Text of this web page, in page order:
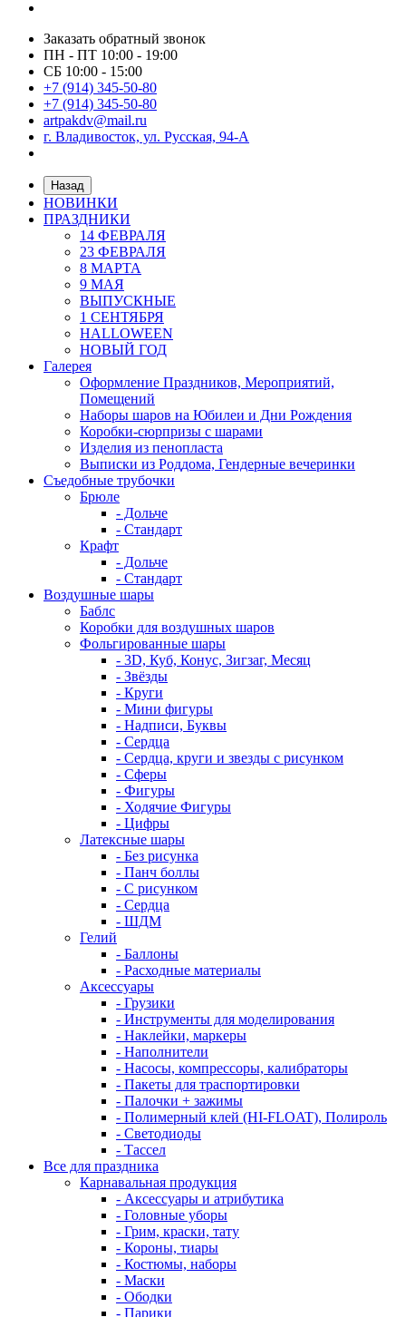
Заказать обратный звонок
ПН - ПТ 10:00 - 19:00
СБ 10:00 - 15:00
+7 (914) 345-50-80
+7 (914) 345-50-80
artpakdv@mail.ru
г. Владивосток, ул. Русская, 94-А
Назад
НОВИНКИ
ПРАЗДНИКИ
14 ФЕВРАЛЯ
23 ФЕВРАЛЯ
8 МАРТА
9 МАЯ
ВЫПУСКНЫЕ
1 СЕНТЯБРЯ
HALLOWEEN
НОВЫЙ ГОД
Галерея
Оформление Праздников, Мероприятий,
Помещений
Наборы шаров на Юбилеи и Дни Рождения
Коробки-сюрпризы с шарами
Изделия из пенопласта
Выписки из Роддома, Гендерные вечеринки
Съедобные трубочки
Брюле
- Дольче
- Стандарт
Крафт
- Дольче
- Стандарт
Воздушные шары
Баблс
Коробки для воздушных шаров
Фольгированные шары
- 3D, Куб, Конус, Зигзаг, Месяц
- Звёзды
- Круги
- Мини фигуры
- Надписи, Буквы
- Сердца
- Сердца, круги и звезды с рисунком
- Сферы
- Фигуры
- Ходячие Фигуры
- Цифры
Латексные шары
- Без рисунка
- Панч боллы
- С рисунком
- Сердца
- ШДМ
Гелий
- Баллоны
- Расходные материалы
Аксессуары
- Грузики
- Инструменты для моделирования
- Наклейки, маркеры
- Наполнители
- Насосы, компрессоры, калибраторы
- Пакеты для траспортировки
- Палочки + зажимы
- Полимерный клей (HI-FLOAT), Полироль
- Светодиоды
- Тассел
Все для праздника
Карнавальная продукция
- Аксессуары и атрибутика
- Головные уборы
- Грим, краски, тату
- Короны, тиары
- Костюмы, наборы
- Маски
- Ободки
- Парики